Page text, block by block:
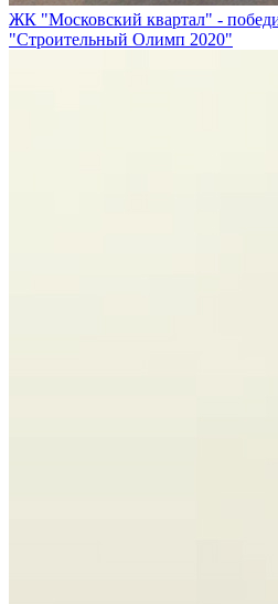
ЖК "Московский квартал" -
"Строительный Олимп 2020"